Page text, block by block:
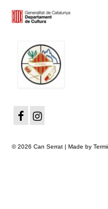
© 2026 Can Serrat | Made by